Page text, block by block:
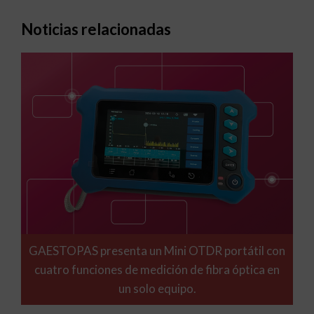
Noticias relacionadas
GAESTOPAS presenta un Mini OTDR portátil con
cuatro funciones de medición de fibra óptica en
un solo equipo.